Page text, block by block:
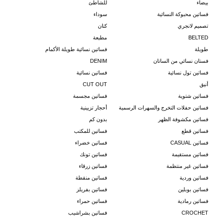
بيضاء
للشاطئ
فساتين محبوكة النسائية
سوداء
تصميم لانجري
كتان
BELTED
مطبعة
طويلة
فساتين نسائية طويلة الأكمام
فستان نسائي من الساتان
DENIM
فساتين تول نسائية
فساتين نسائية
أنيق
CUT OUT
فساتين شتوية
فساتين مجسمة
فساتين حفلات التخرج والسهرات الرسمية
أحجار تزيينية
فساتين مكشوفة الظهر
بدون كم
فساتين قطع
فساتين للمكتب
فساتين CASUAL
فساتين خضراء
فساتين مستقيمة
فساتين تونك
فساتين غير منتظمة
فساتين زرقاء
فساتين وردية
فساتين منقطة
فساتين بوبلين
فساتين بفريلز
فساتين رمادية
فساتين حمراء
CROCHET
فساتين بشراشيب